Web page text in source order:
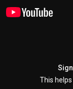
This